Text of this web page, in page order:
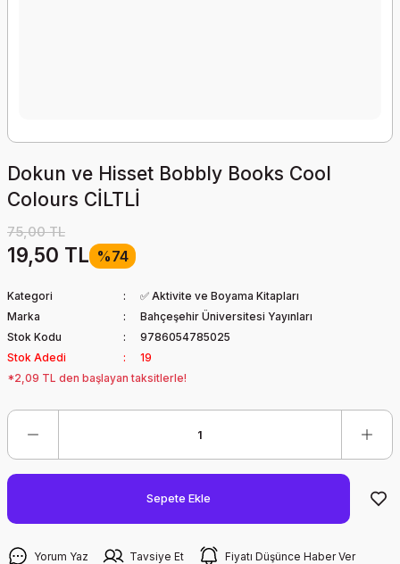
Dokun ve Hisset Bobbly Books Cool
Colours CİLTLİ
75,00 TL
19,50 TL %74
Kategori
✅ Aktivite ve Boyama Kitapları
Marka
Bahçeşehir Üniversitesi Yayınları
Stok Kodu
9786054785025
Stok Adedi
19
*2,09 TL den başlayan taksitlerle!
Sepete Ekle
Yorum Yaz Tavsiye Et Fiyatı Düşünce Haber Ver